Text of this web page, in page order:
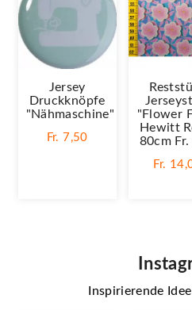
Jersey
Druckknöpfe
"Nähmaschine"
Fr. 7,50
"Flower
Hewitt
80cm
Fr.
Inspirierende